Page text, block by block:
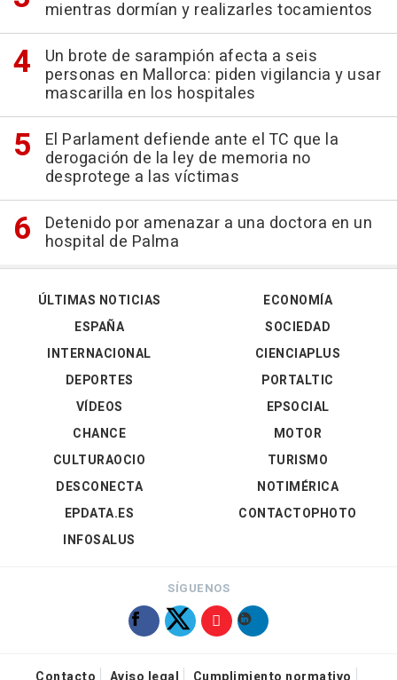
mientras dormían y realizarles tocamientos
Un brote de sarampión afecta a seis
personas en Mallorca: piden vigilancia y usar
mascarilla en los hospitales
El Parlament defiende ante el TC que la
derogación de la ley de memoria no
desprotege a las víctimas
Detenido por amenazar a una doctora en un
hospital de Palma
ÚLTIMAS NOTICIAS
ESPAÑA
INTERNACIONAL
DEPORTES
VÍDEOS
ECONOMÍA
SOCIEDAD
CIENCIAPLUS
PORTALTIC
EPSOCIAL
CHANCE
CULTURAOCIO
DESCONECTA
EPDATA.ES
INFOSALUS
MOTOR
TURISMO
NOTIMÉRICA
CONTACTOPHOTO
SÍGUENOS